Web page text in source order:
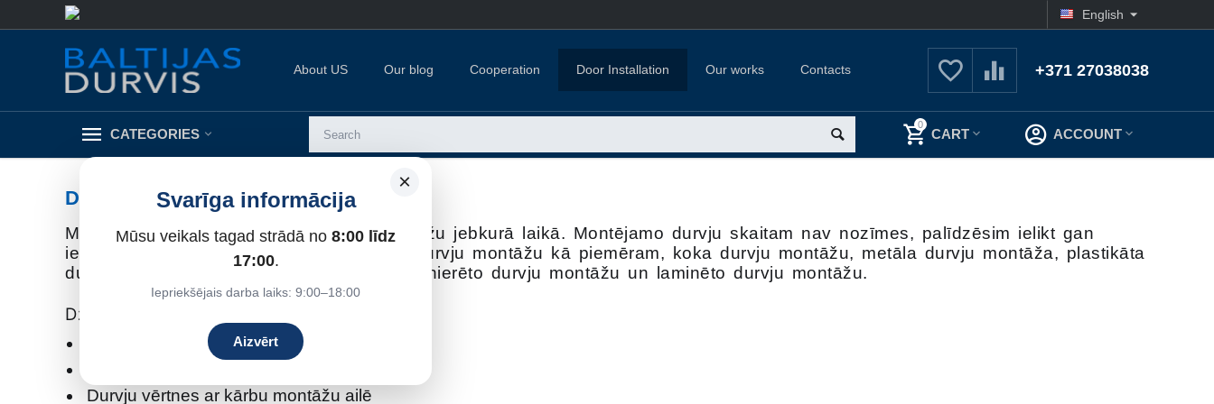
English
About US Our blog Cooperation Door Installation Our works Contacts +371 27038038
CATEGORIES ACCOUNT
0
CART
×
Svarīga informācija
Mūsu veikals tagad strādā no8:00 līdz
17:00.
Iepriekšējais darba laiks: 9:00–18:00
Aizvērt
DURVJU MONTĀŽA
Mēs piedāvājam dažāda tipa durvju montāžu jebkurā laikā. Montējamo durvju skaitam nav nozīmes, palīdzēsim ielikt gan
iekšdurvis, gan ārdurvis. Veicam vairāku durvju montāžu kā piemēram, koka durvju montāžu, metāla durvju montāža, plastikāta
durvju montāžu, bīdāmo durvju montāžu, finierēto durvju montāžu un laminēto durvju montāžu.
Dzelzs durvis
Veco durvju demontāža 45EUR
Durvju vērtnes ar kārbu montāžu ailē